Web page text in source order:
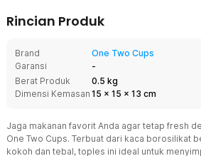
Rincian Produk
Brand
One Two Cups
Garansi
-
Berat Produk
0.5 kg
Dimensi Kemasan 15 x 15 x 13 cm
Jaga makanan favorit Anda agar tetap fresh
One Two Cups. Terbuat dari kaca borosilikat
kokoh dan tebal, toples ini ideal untuk